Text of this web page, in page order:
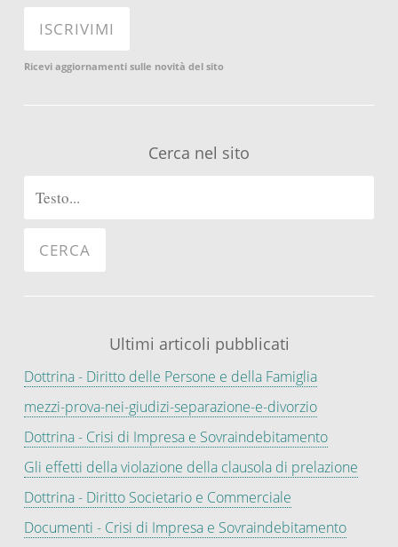
Ricevi aggiornamenti sulle novità del sito
Cerca nel sito
Ultimi articoli pubblicati
Dottrina - Diritto delle Persone e della Famiglia
mezzi-prova-nei-giudizi-separazione-e-divorzio
Dottrina - Crisi di Impresa e Sovraindebitamento
Gli effetti della violazione della clausola di prelazione
Dottrina - Diritto Societario e Commerciale
Documenti - Crisi di Impresa e Sovraindebitamento